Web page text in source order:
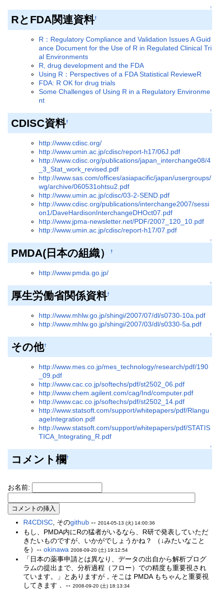
↑
RとFDA関連資料†
R：Regulatory Compliance and Validation Issues A Guid
ance Document for the Use of R in Regulated Clinical Tri
al Environments
R, drug development and the FDA
Using R：Perspectives of a FDA Statistical RevieweR
FDA: R OK for drug trials
Some Challenges of Using R in a Regulatory Environme
nt
↑
CDISC資料†
http://www.cdisc.org/
http://www.umin.ac.jp/cdisc/report-h17/06J.pdf
http://www.cdisc.org/publications/japan_interchange08/4
_3_Stat_work_revised.pdf
http://www.sas.com/offices/asiapacific/japan/usergroups/
wg/archive/060531ohtsu2.pdf
http://www.umin.ac.jp/cdisc/03-2-SEND.pdf
http://www.cdisc.org/publications/interchange2007/sessi
on1/DaveHardisonInterchangeDHOct07.pdf
http://www.jpma-newsletter.net/PDF/2007_120_10.pdf
http://www.umin.ac.jp/cdisc/report-h17/07.pdf
↑
PMDA(日本の組織） †
http://www.pmda.go.jp/
↑
厚生労働省関係資料†
http://www.mhlw.go.jp/shingi/2007/07/dl/s0730-10a.pdf
http://www.mhlw.go.jp/shingi/2007/03/dl/s0330-5a.pdf
↑
その他†
http://www.mes.co.jp/mes_technology/research/pdf/190
_09.pdf
http://www.cac.co.jp/softechs/pdf/st2502_06.pdf
http://www.chem.agilent.com/cag/Ind/computer.pdf
http://www.cac.co.jp/softechs/pdf/st2502_14.pdf
http://www.statsoft.com/support/whitepapers/pdf/Rlangu
ageIntegration.pdf
http://www.statsoft.com/support/whitepapers/pdf/STATIS
TICA_Integrating_R.pdf
↑
コメント欄 †
お名前:
R4CDISC , そのgithub --2014-05-13 (火) 14:00:36
もし、PMDA内にRの猛者がいるなら、R研で発表していただ
きたいものですが、いかがでしょうかね？ （↓みたいなこと
を）--okinawa 2008-09-20 (土) 19:12:54
「日本の薬事申請とは異なり、データの出自から解析プログ
ラムの提出まで、分析過程（フロー）での精度も重要視され
ています。」とありますが，そこは PMDA もちゃんと重要視
してきます． --2008-09-20 (土) 18:13:34